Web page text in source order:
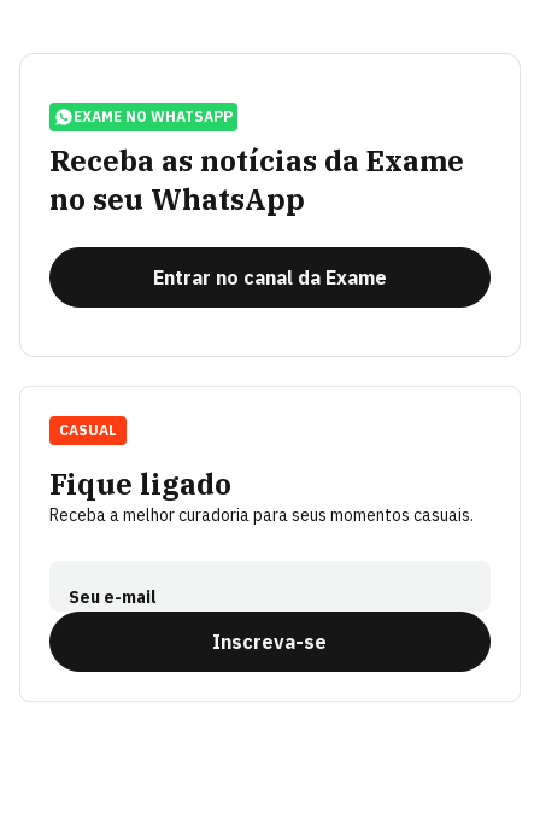
EXAME NO WHATSAPP
Receba as notícias da Exame
no seu WhatsApp
Entrar no canal da Exame
Fique ligado
Receba a melhor curadoria para seus momentos casuais.
Seu e-mail
Inscreva-se
CASUAL